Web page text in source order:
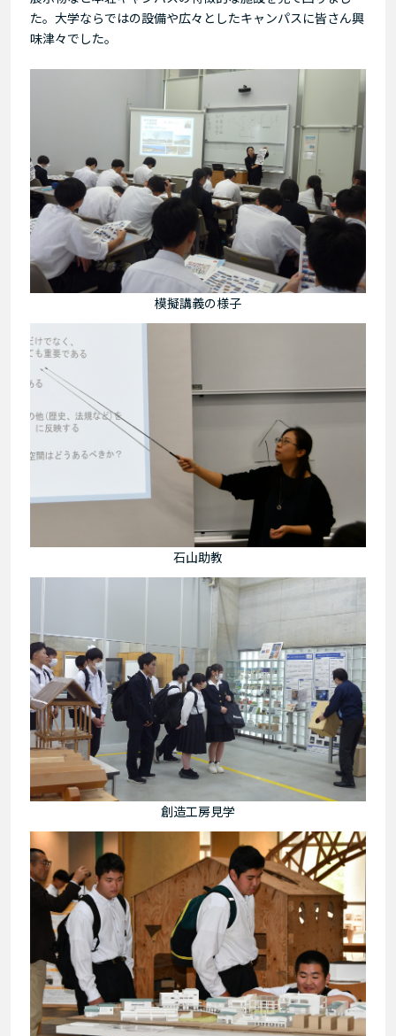
た。大学ならではの設備や広々としたキャンパスに皆さん興
味津々でした。
模擬講義の様子
石山助教
創造工房見学